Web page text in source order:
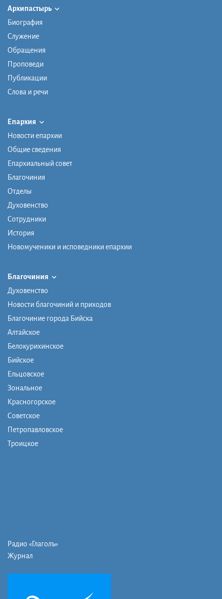
Архипастырь
Биография
Служение
Обращения
Проповеди
Публикации
Слова и речи
Епархия
Новости епархии
Общие сведения
Епархиальный совет
Благочиния
Отделы
Духовенство
Сотрудники
История
Новомученики и исповедники епархии
Благочиния
Духовенство
Новости благочиний и приходов
Благочиние города Бийска
Алтайское
Белокурихинское
Бийское
Ельцовское
Зональное
Красногорское
Советское
Петропавловское
Троицкое
Радио «Глаголъ»
Журнал